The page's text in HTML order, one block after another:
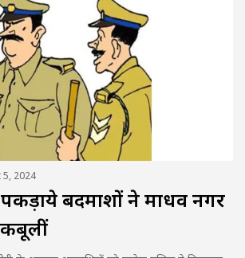
2024
बदमाशों ने माधव नगर
कबूलीं